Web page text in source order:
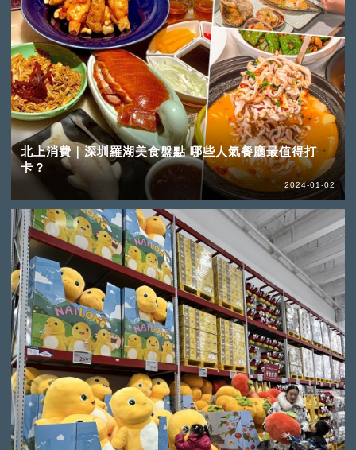
北上消費｜深圳羅湖美食盤點 哪些人氣餐廳最值得打
卡？
2024-01-02